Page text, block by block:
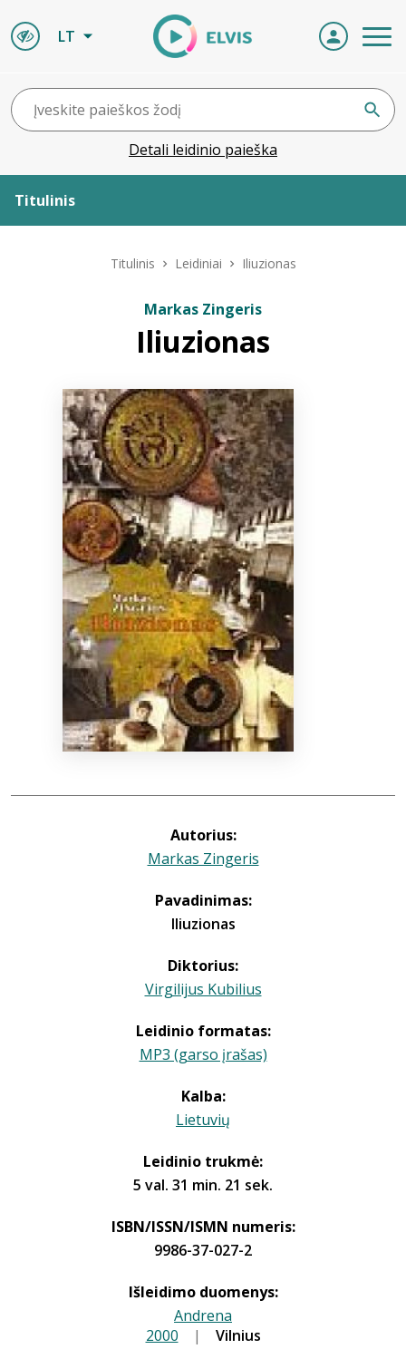
LT
Detali leidinio paieška
Titulinis
Naujienos
Bibliotekoms
+370 667 80 541
Titulinis Leidiniai Iliuzionas
Markas Zingeris
Iliuzionas
Autorius:
Markas Zingeris
Pavadinimas:
Iliuzionas
Diktorius:
Virgilijus Kubilius
Leidinio formatas:
MP3 (garso įrašas)
Kalba:
Lietuvių
Leidinio trukmė:
5 val. 31 min. 21 sek.
ISBN/ISSN/ISMN numeris:
9986-37-027-2
Išleidimo duomenys:
Andrena
2000 | Vilnius